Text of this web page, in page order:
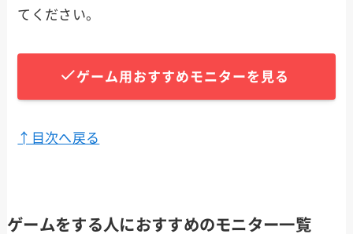
てください。
ゲーム用おすすめモニターを見る
↑目次へ戻る
ゲームをする人におすすめのモニター一覧